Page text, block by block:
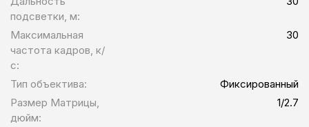
подсветки, м:
Максимальная
частота кадров, к/
с:
30
Тип объектива:
Фиксированный
Размер Матрицы,
дюйм:
1/2.7